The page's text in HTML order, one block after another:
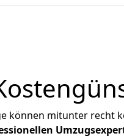
können mitunter recht